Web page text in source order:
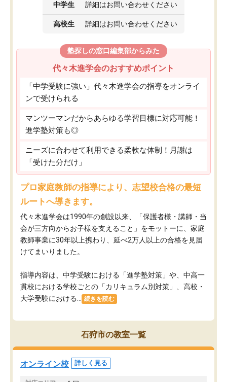
中学生 詳細はお問い合わせください
高校生 詳細はお問い合わせください
塾探しの窓口編集部からみた
代々木進学会のおすすめポイント
「中学受験に強い」代々木進学会の指導をオンライ
ンで受けられる
マンツーマンだからあらゆる学習目標に対応可能！
進学塾対策も◎
ニーズに合わせて利用できる柔軟な体制！月謝は
「受けた分だけ」
プロ家庭教師の指導により、志望校合格の最短
ルートへ導きます。
代々木進学会は1990年の創設以来、「保護者様・講師・当
会が三方向からお子様を支えること」をモットーに、家庭
教師事業に30年以上携わり、延べ2万人以上の合格を見届
けてまいりました。
指導内容は、中学受験における「進学塾対策」や、中高一
貫校における学校ごとの「カリキュラム別対策」、高校・
大学受験における...
続きを読む
石狩市の教室一覧
オンライン校 詳しく見る